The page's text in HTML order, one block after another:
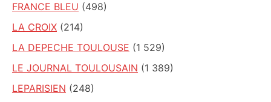
FRANCE BLEU (498)
LA CROIX (214)
LA DEPECHE TOULOUSE (1 529)
LE JOURNAL TOULOUSAIN (1 389)
LEPARISIEN (248)